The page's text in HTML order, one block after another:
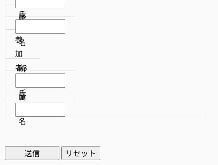
属
氏
名
参
加
者3
所
属
氏
名